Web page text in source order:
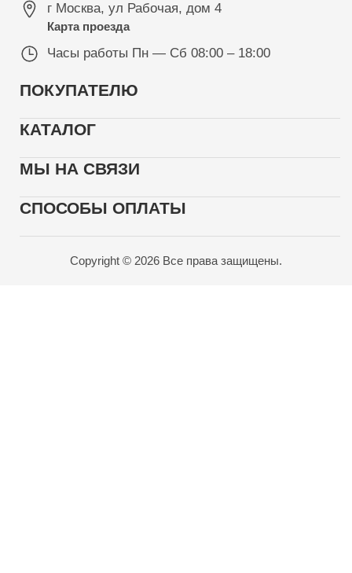
г Москва, ул Рабочая, дом 4
Карта проезда
Часы работы Пн — Сб 08:00 – 18:00
ПОКУПАТЕЛЮ
КАТАЛОГ
МЫ НА СВЯЗИ
СПОСОБЫ ОПЛАТЫ
Copyright © 2026 Все права защищены.